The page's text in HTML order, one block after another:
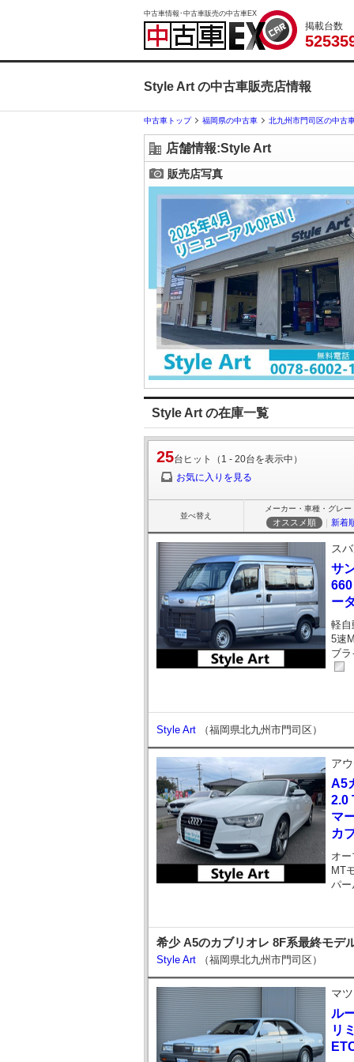
中古車情報･中古車販売の中古車EX
掲載台数
52535
Style Art の中古車販売店情報
中古車トップ 福岡県の中古車 北九州市門司区の中古
店舗情報:Style Art
販売店写真
Style Art の在庫一覧
25台ヒット（1 - 20台を表示中）
お気に入りを見る
並べ替え
メーカー・車種・グレー
オススメ順 ｜ 新着
ス
サ
ー
軽自
5速
ブ
Style Art （福岡県北九州市門司区）
ア
A5
2.0
マ
カ
オ
MT
パー
希少 A5のカブリオレ 8F系最終モデ
Style Art （福岡県北九州市門司区）
マ
ル
リ